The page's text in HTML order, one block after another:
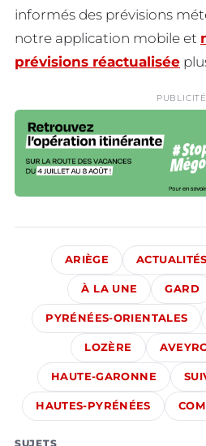
informés des prévisions
notre application mobile et
prévisions réactualisée
PUBLICITÉ
ARIÈGE ACTUALITÉS
À LA UNE GARD
PYRÉNÉES-ORIENTALES
LOZÈRE
HAUTE-GARONNE
HAUTES-PYRÉNÉES
SUJETS